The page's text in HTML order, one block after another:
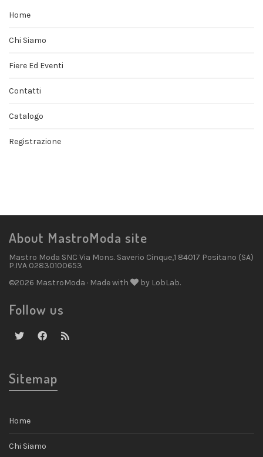
Home
Chi Siamo
Fiere Ed Eventi
Contatti
Catalogo
Registrazione
About MastroModa site
Mastro Moda SNC Via Mons. Saverio Cinque,1 84017 Positano (SA)
P.IVA 02830100653
©2026 MastroModa · Made with
by LobLab.
Follow us
Sitemap
Home
Chi Siamo